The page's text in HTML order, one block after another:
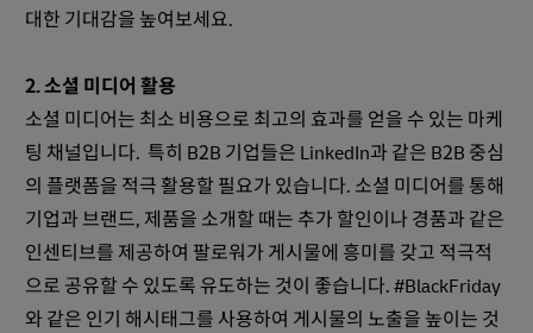
대한 기대감을 높여보세요.
2. 소셜 미디어 활용
소셜 미디어는 최소 비용으로 최고의 효과를 얻을 수 있는 마케
팅 채널입니다. 특히 B2B 기업들은 LinkedIn과 같은 B2B 중심
의 플랫폼을 적극 활용할 필요가 있습니다. 소셜 미디어를 통해
기업과 브랜드, 제품을 소개할 때는 추가 할인이나 경품과 같은
인센티브를 제공하여 팔로워가 게시물에 흥미를 갖고 적극적
으로 공유할 수 있도록 유도하는 것이 좋습니다. #BlackFriday
와 같은 인기 해시태그를 사용하여 게시물의 노출을 높이는 것